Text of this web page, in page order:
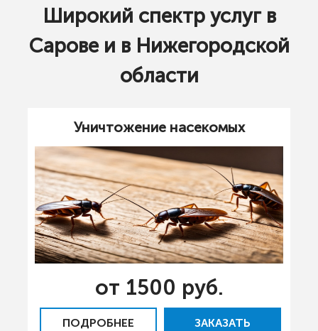
Широкий спектр услуг в
Сарове и в Нижегородской
области
Уничтожение насекомых
от 1500 руб.
ПОДРОБНЕЕ ЗАКАЗАТЬ